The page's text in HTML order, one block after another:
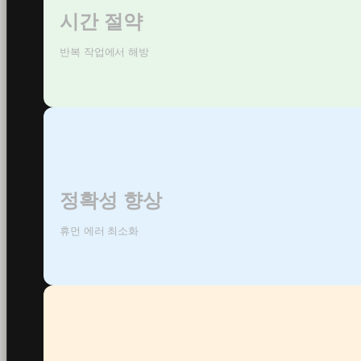
시간 절약
반복 작업에서 해방
정확성 향상
휴먼 에러 최소화